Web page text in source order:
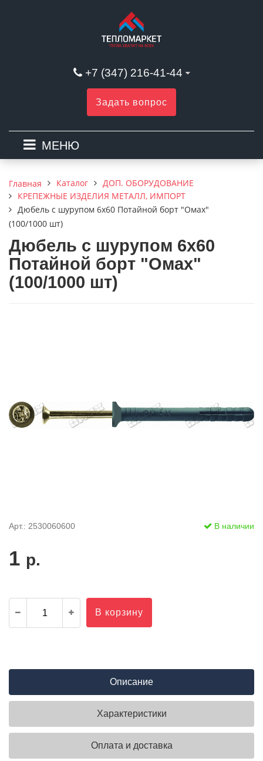
+7 (347) 216-41-44
Задать вопрос
МЕНЮ
Главная Каталог
ДОП. ОБОРУДОВАНИЕ
КРЕПЕЖНЫЕ ИЗДЕЛИЯ МЕТАЛЛ, ИМПОРТ
Дюбель с шурупом 6х60 Потайной борт "Омах"
(100/1000 шт)
Дюбель с шурупом 6х60
Потайной борт "Омах"
(100/1000 шт)
Арт.: 2530060600 В наличии
1 р.
В корзину
Описание
Характеристики
Оплата и доставка